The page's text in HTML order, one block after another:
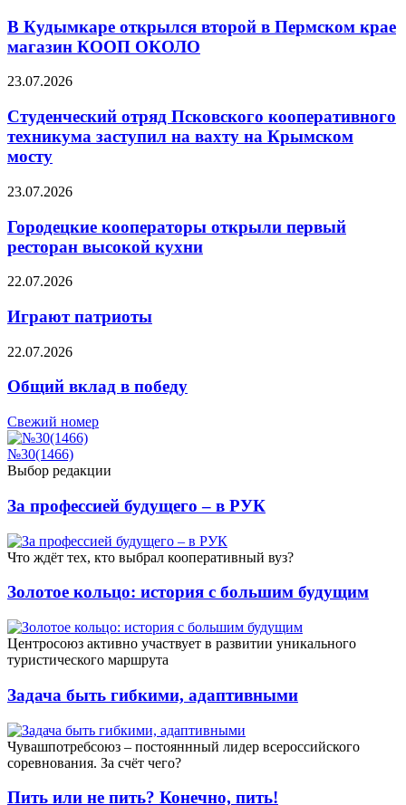
В Кудымкаре открылся второй в Пермском крае
магазин КООП ОКОЛО
23.07.2026
Студенческий отряд Псковского кооперативного
техникума заступил на вахту на Крымском
мосту
23.07.2026
Городецкие кооператоры открыли первый
ресторан высокой кухни
22.07.2026
Играют патриоты
22.07.2026
Общий вклад в победу
Свежий номер
№30(1466)
Выбор редакции
За профессией будущего – в РУК
Что ждёт тех, кто выбрал кооперативный вуз?
Золотое кольцо: история с большим будущим
Центросоюз активно участвует в развитии уникального
туристического маршрута
Задача быть гибкими, адаптивными
Чувашпотребсоюз – постояннный лидер всероссийского
соревнования. За счёт чего?
Пить или не пить? Конечно, пить!